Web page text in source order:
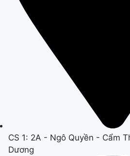
CS 1: 2A - Ngô Quyền - Cẩm
Dương